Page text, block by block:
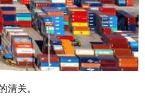
清关。